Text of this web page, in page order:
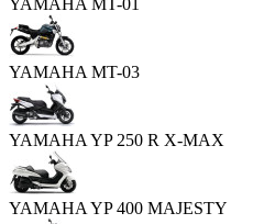
YAMAHA MT-01
YAMAHA MT-03
YAMAHA YP 250 R X-MAX
YAMAHA YP 400 MAJESTY